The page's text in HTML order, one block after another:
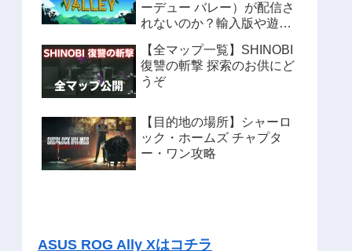
ーデュー バレー）が配信さ
れないのか？輸入版や遊ぶ
【全マップ一覧】SHINOBI
復讐の斬撃 探索のお供にど
うぞ
【目的地の場所】シャーロ
ック・ホームズ チャプタ
ー・ワン攻略
ASUS ROG Ally Xはコチラ